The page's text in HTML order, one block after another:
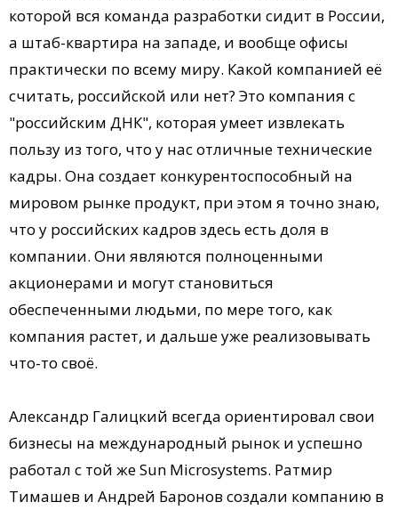
которой вся команда разработки сидит в России,
а штаб-квартира на западе, и вообще офисы
практически по всему миру. Какой компанией её
считать, российской или нет? Это компания с
"российским ДНК", которая умеет извлекать
пользу из того, что у нас отличные технические
кадры. Она создает конкурентоспособный на
мировом рынке продукт, при этом я точно знаю,
что у российских кадров здесь есть доля в
компании. Они являются полноценными
акционерами и могут становиться
обеспеченными людьми, по мере того, как
компания растет, и дальше уже реализовывать
что-то своё.
Александр Галицкий всегда ориентировал свои
бизнесы на международный рынок и успешно
работал с той же Sun Microsystems. Ратмир
Тимашев и Андрей Баронов создали компанию в